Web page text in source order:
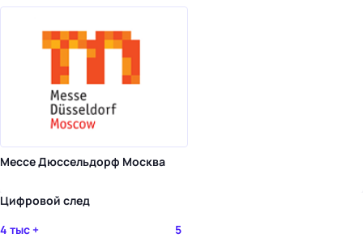
Мессе Дюссельдорф Москва
Цифровой след
4 тыс +
5